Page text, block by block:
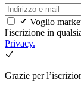
Voglio
l'iscrizione in
Privacy.
Grazie per